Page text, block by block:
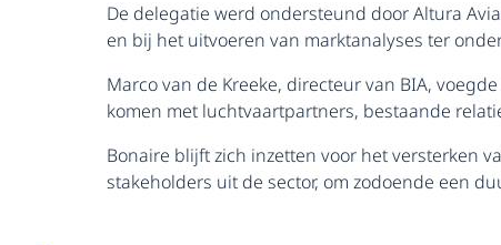
De delegatie werd ondersteund door Altura
en bij het uitvoeren van marktanalyses ter
Marco van de Kreeke, directeur van BIA,
komen met luchtvaartpartners, bestaande
Bonaire blijft zich inzetten voor het versterken
stakeholders uit de sector, om zodoende een